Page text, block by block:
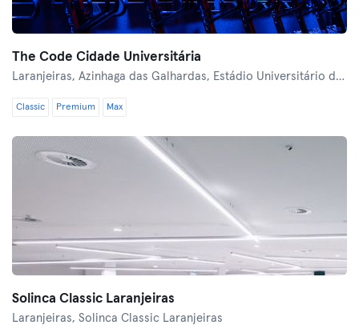
The Code Cidade Universitária
Laranjeiras, Azinhaga das Galhardas, Estádio Universitário de Lisboa
Classic Premium Max
Solinca Classic Laranjeiras
Laranjeiras, Solinca Classic Laranjeiras